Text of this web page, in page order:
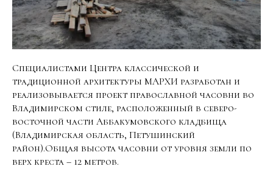
Специалистами Центра классической и
традиционной архитектуры МАРХИ разработан и
реализовывается проект православной часовни во
Владимирском стиле, расположенный в северо-
восточной части Аббакумовского кладбища
(Владимирская область, Петушинский
район).Общая высота часовни от уровня земли по
верх креста – 12 метров.